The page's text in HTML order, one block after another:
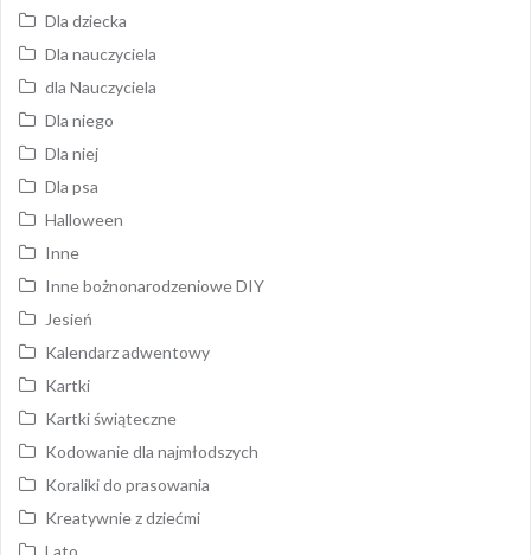
Dla dziecka
Dla nauczyciela
dla Nauczyciela
Dla niego
Dla niej
Dla psa
Halloween
Inne
Inne bożnonarodzeniowe DIY
Jesień
Kalendarz adwentowy
Kartki
Kartki świąteczne
Kodowanie dla najmłodszych
Koraliki do prasowania
Kreatywnie z dziećmi